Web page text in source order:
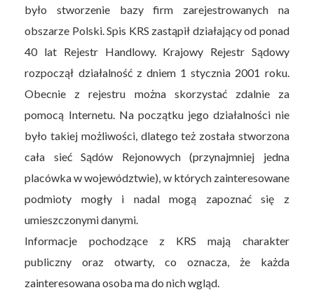
było stworzenie bazy firm zarejestrowanych na
obszarze Polski. Spis KRS zastąpił działający od ponad
40 lat Rejestr Handlowy. Krajowy Rejestr Sądowy
rozpoczął działalność z dniem 1 stycznia 2001 roku.
Obecnie z rejestru można skorzystać zdalnie za
pomocą Internetu. Na początku jego działalności nie
było takiej możliwości, dlatego też została stworzona
cała sieć Sądów Rejonowych (przynajmniej jedna
placówka w województwie), w których zainteresowane
podmioty mogły i nadal mogą zapoznać się z
umieszczonymi danymi.
Informacje pochodzące z KRS mają charakter
publiczny oraz otwarty, co oznacza, że każda
zainteresowana osoba ma do nich wgląd.